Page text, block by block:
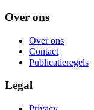
Over ons
Over ons
Contact
Publicatieregels
Legal